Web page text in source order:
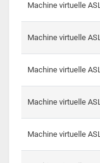
Machine virtuelle
Machine virtuelle
Machine virtuelle
Machine virtuelle
Machine virtuelle